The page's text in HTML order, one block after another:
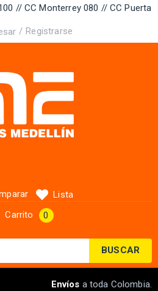
// CC Monterrey 080 // CC Puerta
/ Registrarse
BUSCAR
Lista
Carrito
0
Envíos a toda Colombia.